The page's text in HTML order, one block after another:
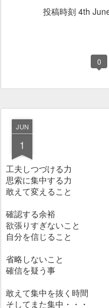
投稿時刻 4th
0
JUN
1
工夫しつづける力
思索に集中する力
敢えて変えること
確認する余裕
欲張りすぎないこと
自分を信じること
省略しないこと
確信を疑う事
敢えて集中を抜く時間
そしてまた集中・・・